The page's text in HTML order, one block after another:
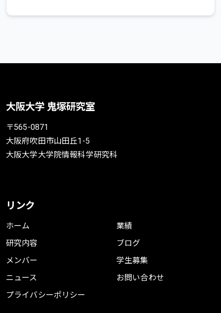
大阪大学 鬼塚研究室
〒565-0871
大阪府吹田市山田丘1-5
大阪大学大学院情報科学研究科
リンク
ホーム
研究内容
メンバー
ニュース
プライバシーポリシー
業績
ブログ
学生募集
お問い合わせ